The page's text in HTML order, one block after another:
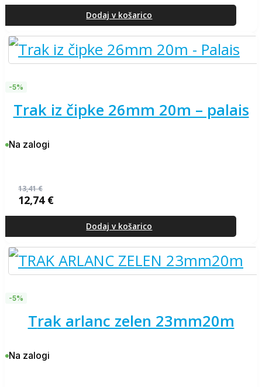
cena
12,81 €.
cena
Dodaj v košarico
-5%
trak iz čipke 26mm 20m – palais
Na zalogi
13,41€
cena
13,41 €.
12,74 €
cena
Dodaj v košarico
-5%
trak arlanc zelen 23mm20m
Na zalogi